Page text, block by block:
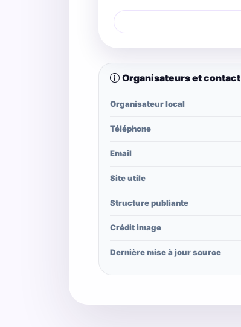
Organisateurs et contact
Organisateur local
Téléphone
Email
Site utile
Structure publiante
Crédit image
Dernière mise à jour source